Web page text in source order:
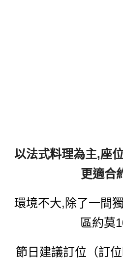
以法式料理為主,座
更適合
環境不大,除了一間
區約莫
節日建議訂位（訂